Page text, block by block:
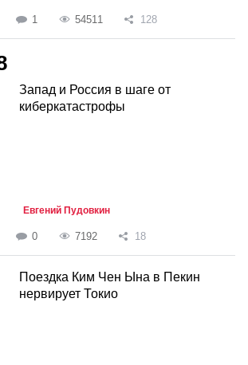
1 54511 128
Запад и Россия в шаге от
киберкатастрофы
Евгений Пудовкин
0 7192 18
Поездка Ким Чен Ына в Пекин
нервирует Токио